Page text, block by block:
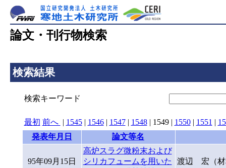
論文・刊行物検索
検索結果
検索キーワード
最初 前へ | 1545| 1546| 1547| 1548| 1549| 1550| 1551 |
発表年月日
論文等名
95年09月15日
高炉スラグ微粉末および
シリカフュームを用いた
渡辺 宏（材